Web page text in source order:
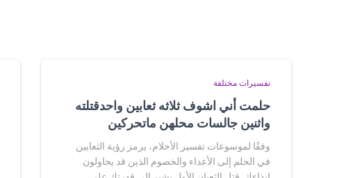
تفسيرات مختلفة
حلمت أني اشوف ثلاثه ثعابين واحدقتلته
واثنين جالسات محلهن ماتحركين
وفقًا لموسوعات تفسير الأحلام، يرمز رؤية الثعابين
في الحلم إلى الأعداء والخصوم الذين قد يحاولون